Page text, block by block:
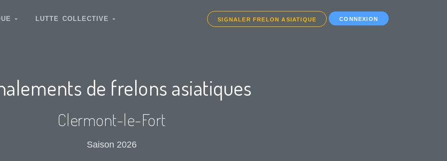
LUTTE COLLECTIVE SIGNALER FRELON ASIATIQUE CONNEXION
de frelons asiatiques
Clermont-le-Fort
Saison 2026